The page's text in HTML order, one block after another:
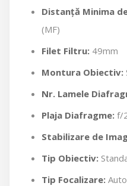
Distanță Minima
(MF)
Filet Filtru: 49mm
Montura Obiectiv:
Nr. Lamele
Plaja Diafragme: f/
Stabilizare de
Tip Obiectiv:
Tip Focalizare: